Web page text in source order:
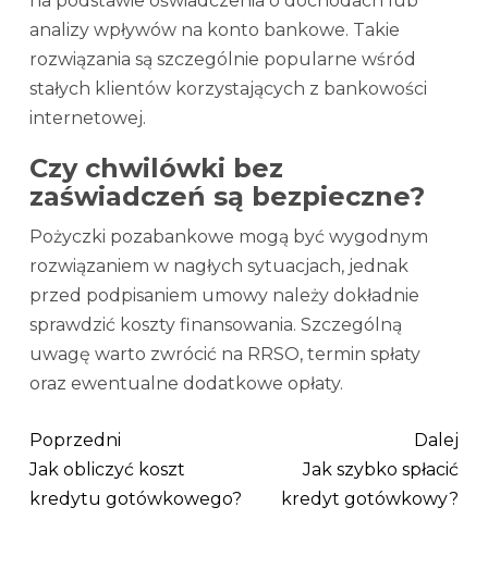
analizy wpływów na konto bankowe. Takie
rozwiązania są szczególnie popularne wśród
stałych klientów korzystających z bankowości
internetowej.
Czy chwilówki bez
zaświadczeń są bezpieczne?
Pożyczki pozabankowe mogą być wygodnym
rozwiązaniem w nagłych sytuacjach, jednak
przed podpisaniem umowy należy dokładnie
sprawdzić koszty finansowania. Szczególną
uwagę warto zwrócić na RRSO, termin spłaty
oraz ewentualne dodatkowe opłaty.
Poprzedni
Jak obliczyć koszt
kredytu gotówkowego?
Dalej
Jak szybko spłacić
kredyt gotówkowy?